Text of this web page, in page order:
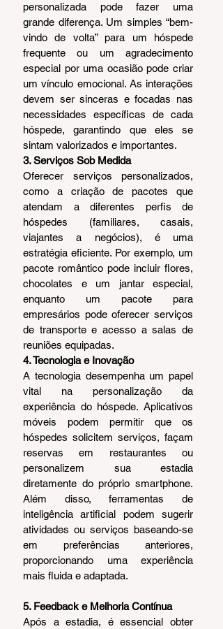
personalizada pode fazer uma
grande diferença. Um simples “bem-
vindo de volta” para um hóspede
frequente ou um agradecimento
especial por uma ocasião pode criar
um vínculo emocional. As interações
devem ser sinceras e focadas nas
necessidades específicas de cada
hóspede, garantindo que eles se
sintam valorizados e importantes.
3. Serviços Sob Medida
Oferecer serviços personalizados,
como a criação de pacotes que
atendam a diferentes perfis de
hóspedes (familiares, casais,
viajantes a negócios), é uma
estratégia eficiente. Por exemplo, um
pacote romântico pode incluir flores,
chocolates e um jantar especial,
enquanto um pacote para
empresários pode oferecer serviços
de transporte e acesso a salas de
reuniões equipadas.
4. Tecnologia e Inovação
A tecnologia desempenha um papel
vital na personalização da
experiência do hóspede. Aplicativos
móveis podem permitir que os
hóspedes solicitem serviços, façam
reservas em restaurantes ou
personalizem sua estadia
diretamente do próprio smartphone.
Além disso, ferramentas de
inteligência artificial podem sugerir
atividades ou serviços baseando-se
em preferências anteriores,
proporcionando uma experiência
mais fluida e adaptada.
5. Feedback e Melhoria Contínua
Após a estadia, é essencial obter